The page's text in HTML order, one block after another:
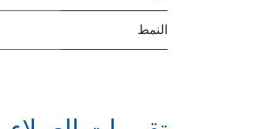
النمط